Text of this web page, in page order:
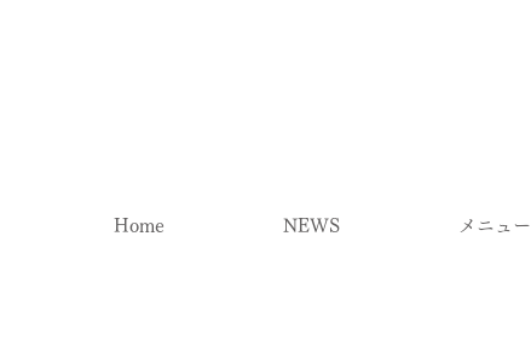
Home NEWS メニュー